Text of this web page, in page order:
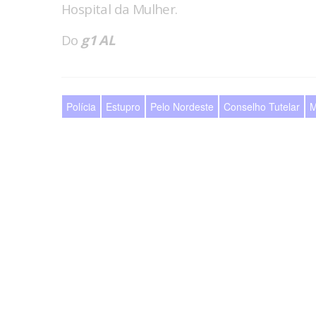
Hospital da Mulher.
Dog1 AL
Polícia Estupro Pelo Nordeste Conselho Tutelar